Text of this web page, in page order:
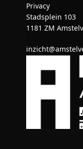
Privacy
Stadsplein 103
1181 ZM